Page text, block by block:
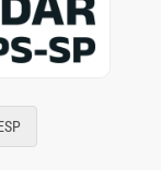
Social